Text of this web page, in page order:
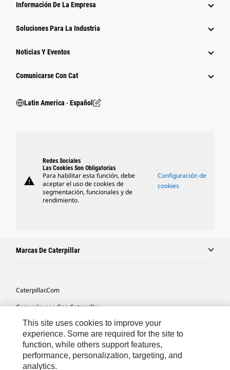
Información De La Empresa
Soluciones Para La Industria
Noticias Y Eventos
Comunicarse Con Cat
Latin America ‧ Español
warning
Redes Sociales
Las Cookies Son Obligatorias
Para habilitar esta función, debe
aceptar el uso de cookies de
segmentación, funcionales y de
rendimiento.
Configuración de
cookies
Marcas De Caterpillar
Caterpillar.com
Comuníquese Con Caterpillar
Mis Preferencias De Marketing
Mapa Del Sitio
Cookie Settings
This site uses cookies to improve your
experience. Some are required for the site to
function, while others support features,
performance, personalization, targeting, and
analytics.